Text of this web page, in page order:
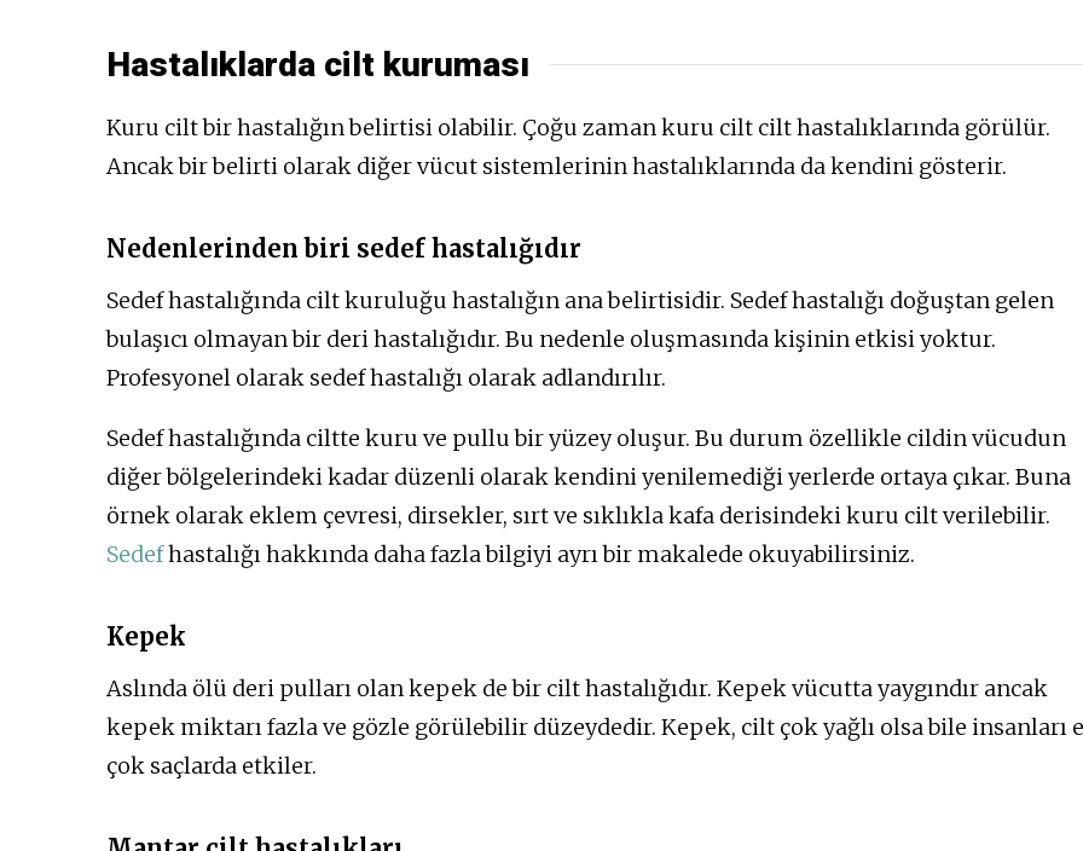
Hastalıklarda cilt kuruması
Kuru cilt bir hastalığın belirtisi olabilir. Çoğu zaman kuru cilt cilt hastalıklarında görülür.
Ancak bir belirti olarak diğer vücut sistemlerinin hastalıklarında da kendini gösterir.
Nedenlerinden biri sedef hastalığıdır
Sedef hastalığında cilt kuruluğu hastalığın ana belirtisidir. Sedef hastalığı doğuştan gelen
bulaşıcı olmayan bir deri hastalığıdır. Bu nedenle oluşmasında kişinin etkisi yoktur.
Profesyonel olarak sedef hastalığı olarak adlandırılır.
Sedef hastalığında ciltte kuru ve pullu bir yüzey oluşur. Bu durum özellikle cildin vücudun
diğer bölgelerindeki kadar düzenli olarak kendini yenilemediği yerlerde ortaya çıkar. Buna
örnek olarak eklem çevresi, dirsekler, sırt ve sıklıkla kafa derisindeki kuru cilt verilebilir.
Sedefhastalığı hakkında daha fazla bilgiyi ayrı bir makalede okuyabilirsiniz.
Kepek
Aslında ölü deri pulları olan kepek de bir cilt hastalığıdır. Kepek vücutta yaygındır ancak
kepek miktarı fazla ve gözle görülebilir düzeydedir. Kepek, cilt çok yağlı olsa bile insanları
çok saçlarda etkiler.